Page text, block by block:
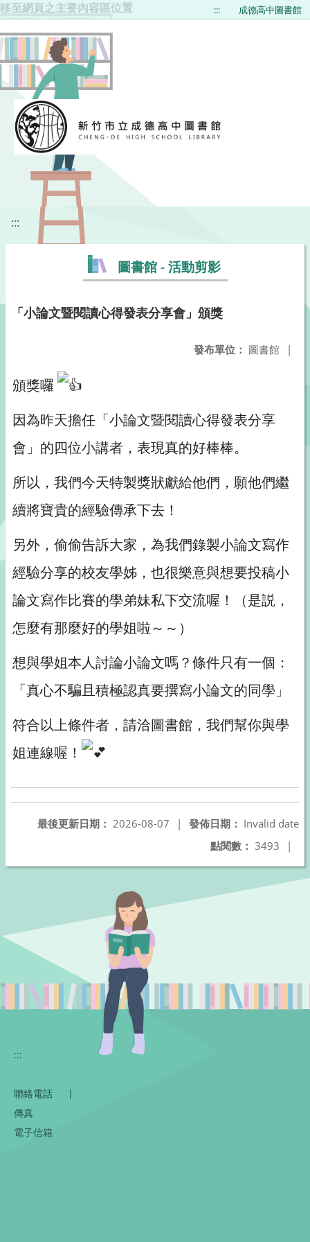
移至網頁之主要內容區位置 ::: 成德高中圖書館
:::
圖書館 - 活動剪影
「小論文暨閱讀心得發表分享會」頒獎
發布單位： 圖書館 |
頒獎囉
因為昨天擔任「小論文暨閱讀心得發表分享
會」的四位小講者，表現真的好棒棒。
所以，我們今天特製獎狀獻給他們，願他們繼
續將寶貴的經驗傳承下去！
另外，偷偷告訴大家，為我們錄製小論文寫作
經驗分享的校友學姊，也很樂意與想要投稿小
論文寫作比賽的學弟妹私下交流喔！（是説，
怎麼有那麼好的學姐啦～～）
想與學姐本人討論小論文嗎？條件只有一個：
「真心不騙且積極認真要撰寫小論文的同學」
符合以上條件者，請洽圖書館，我們幫你與學
姐連線喔！
發佈日期： Invalid date
最後更新日期： 2026-08-07
|
點閱數： 3493 |
:::
聯絡電話
|
傳真
電子信箱